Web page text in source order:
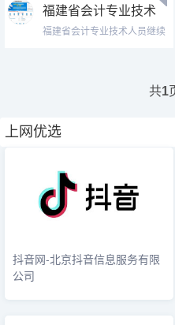
福建省会计专业技术
人员继续教育网络培
福建省会计专业技术人员继续
共1
上网优选
抖音网-北京抖音信息服务有限
公司